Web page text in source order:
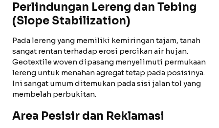
Perlindungan Lereng dan Tebing
(Slope Stabilization)
Pada lereng yang memiliki kemiringan tajam, tanah
sangat rentan terhadap erosi percikan air hujan.
Geotextile woven dipasang menyelimuti permukaan
lereng untuk menahan agregat tetap pada posisinya.
Ini sangat umum ditemukan pada sisi jalan tol yang
membelah perbukitan.
Area Pesisir dan Reklamasi